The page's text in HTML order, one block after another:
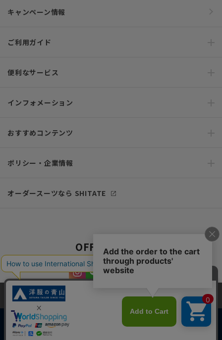
キャンペーン情報
ご利用ガイド
便利なサービス
インフォメーション
おすすめコンテンツ
ポリシー・企業情報
オーダースーツなら SHITATE
OFFICIAL SNS
当サイトでは、快適な閲覧体験とコンテンツ改善のためにCookieを使用
しています。閲覧を続けることで、Cookieの使用に同意したものとみな
します。詳細については